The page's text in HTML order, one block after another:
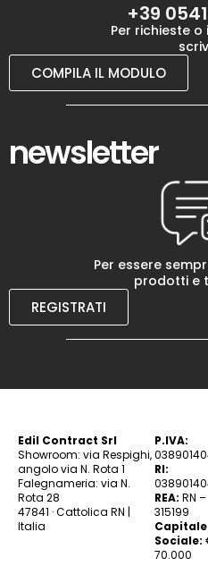
+39
Per richieste
COMPILA IL MODULO
newsletter
Per essere
prodotti e
REGISTRATI
Edil Contract Srl
Showroom: via Respighi,
angolo via N. Rota 1
Falegnameria: via N.
Rota 28
47841 · Cattolica RN |
Italia
P.IVA:
RI:
REA: RN –
315199
Capitale
Sociale:
70.000